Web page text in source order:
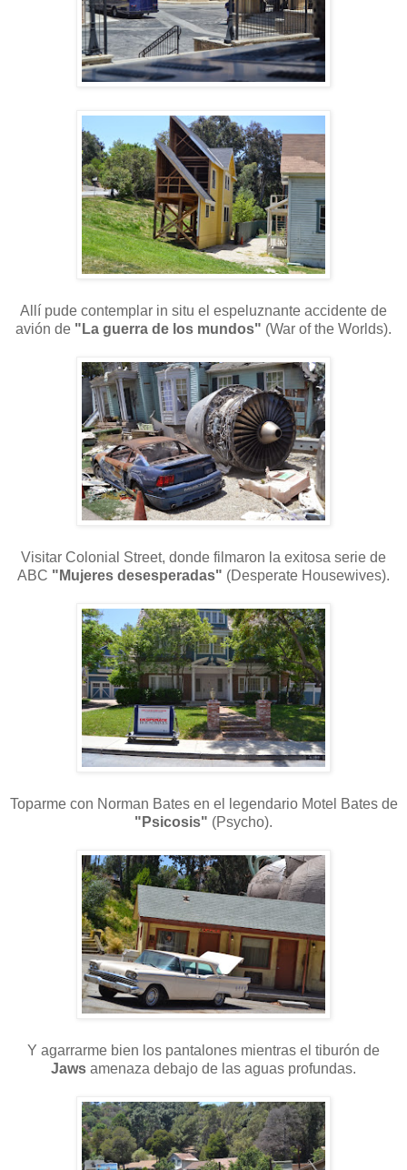
Allí pude contemplar in situ el espeluznante accidente de
avión de "La guerra de los mundos" (War of the Worlds).
Visitar Colonial Street, donde filmaron la exitosa serie de
ABC "Mujeres desesperadas" (Desperate Housewives).
Toparme con Norman Bates en el legendario Motel Bates de
"Psicosis" (Psycho).
Y agarrarme bien los pantalones mientras el tiburón de
Jaws amenaza debajo de las aguas profundas.